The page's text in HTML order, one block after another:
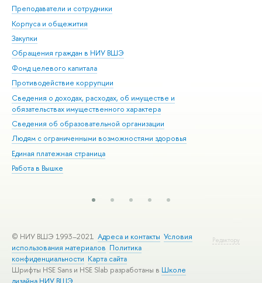
Преподаватели и сотрудники
Корпуса и общежития
Закупки
Обращения граждан в НИУ ВШЭ
Фонд целевого капитала
Противодействие коррупции
Сведения о доходах, расходах, об имуществе и
обязательствах имущественного характера
Сведения об образовательной организации
Людям с ограниченными возможностями здоровья
Единая платежная страница
Работа в Вышке
Редактору
© НИУ ВШЭ 1993–2021 Адреса и контакты Условия
использования материалов Политика
конфиденциальности Карта сайта
Шрифты HSE Sans и HSE Slab разработаны в Школе
дизайна НИУ ВШЭ